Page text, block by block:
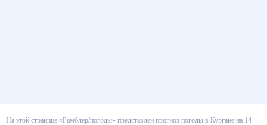
На этой странице «Рамблер/погоды» представлен прогноз погоды в